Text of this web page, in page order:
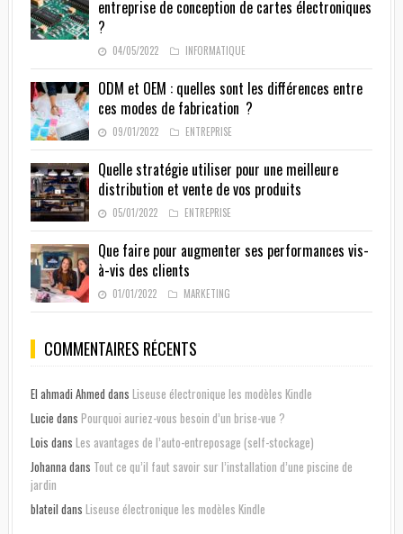
entreprise de conception de cartes électroniques
?
04/05/2022 INFORMATIQUE
ODM et OEM : quelles sont les différences entre
ces modes de fabrication ?
09/01/2022 ENTREPRISE
Quelle stratégie utiliser pour une meilleure
distribution et vente de vos produits
05/01/2022 ENTREPRISE
Que faire pour augmenter ses performances vis-
à-vis des clients
01/01/2022 MARKETING
COMMENTAIRES RÉCENTS
El ahmadi Ahmed dans Liseuse électronique les modèles Kindle
Lucie dans Pourquoi auriez-vous besoin d’un brise-vue ?
Lois dans Les avantages de l’auto-entreposage (self-stockage)
Johanna dans Tout ce qu’il faut savoir sur l’installation d’une piscine de
jardin
blateil dans Liseuse électronique les modèles Kindle